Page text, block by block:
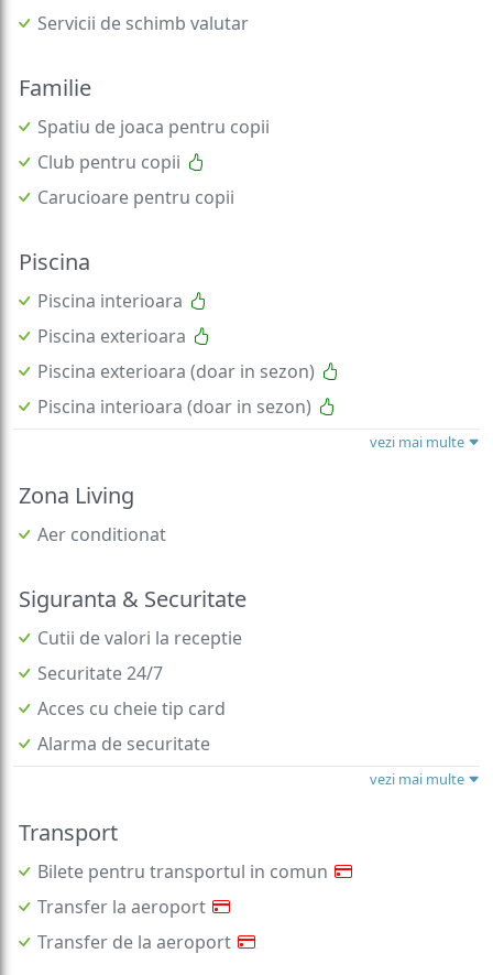
Servicii de schimb valutar
Familie
Spatiu de joaca pentru copii
Club pentru copii
Carucioare pentru copii
Piscina
Piscina interioara
Piscina exterioara
Piscina exterioara (doar in sezon)
Piscina interioara (doar in sezon)
vezi mai multe
Zona Living
Aer conditionat
Siguranta & Securitate
Cutii de valori la receptie
Securitate 24/7
Acces cu cheie tip card
Alarma de securitate
vezi mai multe
Transport
Bilete pentru transportul in comun
Transfer la aeroport
Transfer de la aeroport